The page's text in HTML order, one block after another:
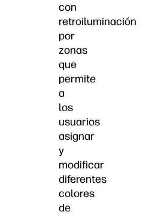
con
retroiluminación
por
zonas
que
permite
a
los
usuarios
asignar
y
modificar
diferentes
colores
de